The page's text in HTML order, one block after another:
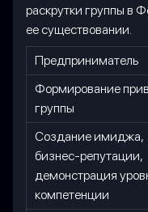
раскрутки группы в
ее существовании.
Предприниматель
Формирование
группы
Создание имиджа,
бизнес-репутации,
демонстрация
компетенции